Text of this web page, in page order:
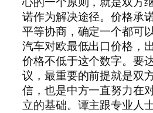
诺作为解决途径。价格承
平等协商，确定一个都可
汽车对欧最低出口价格，
价格不低于这个数字。要
议，最重要的前提就是双
信，也是中方一直努力在
立的基础。谭主跟专业人